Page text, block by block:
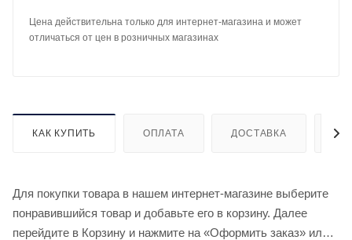
Цена действительна только для интернет-магазина и может
отличаться от цен в розничных магазинах
КАК КУПИТЬ ОПЛАТА ДОСТАВКА
Для покупки товара в нашем интернет-магазине выберите
понравившийся товар и добавьте его в корзину. Далее
перейдите в Корзину и нажмите на «Оформить заказ» или